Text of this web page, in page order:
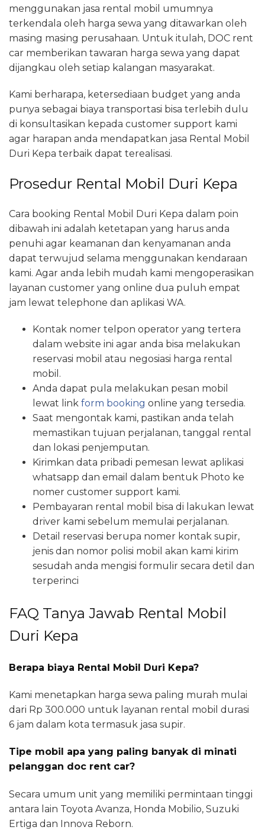
menggunakan jasa rental mobil umumnya
terkendala oleh harga sewa yang ditawarkan oleh
masing masing perusahaan. Untuk itulah, DOC rent
car memberikan tawaran harga sewa yang dapat
dijangkau oleh setiap kalangan masyarakat.
Kami berharapa, ketersediaan budget yang anda
punya sebagai biaya transportasi bisa terlebih dulu
di konsultasikan kepada customer support kami
agar harapan anda mendapatkan jasa Rental Mobil
Duri Kepa terbaik dapat terealisasi.
Prosedur Rental Mobil Duri Kepa
Cara booking Rental Mobil Duri Kepa dalam poin
dibawah ini adalah ketetapan yang harus anda
penuhi agar keamanan dan kenyamanan anda
dapat terwujud selama menggunakan kendaraan
kami. Agar anda lebih mudah kami mengoperasikan
layanan customer yang online dua puluh empat
jam lewat telephone dan aplikasi WA.
Kontak nomer telpon operator yang tertera
dalam website ini agar anda bisa melakukan
reservasi mobil atau negosiasi harga rental
mobil.
Anda dapat pula melakukan pesan mobil
lewat link form booking online yang tersedia.
Saat mengontak kami, pastikan anda telah
memastikan tujuan perjalanan, tanggal rental
dan lokasi penjemputan.
Kirimkan data pribadi pemesan lewat aplikasi
whatsapp dan email dalam bentuk Photo ke
nomer customer support kami.
Pembayaran rental mobil bisa di lakukan lewat
driver kami sebelum memulai perjalanan.
Detail reservasi berupa nomer kontak supir,
jenis dan nomor polisi mobil akan kami kirim
sesudah anda mengisi formulir secara detil dan
terperinci
FAQ Tanya Jawab Rental Mobil
Duri Kepa
Berapa biaya Rental Mobil Duri Kepa?
Kami menetapkan harga sewa paling murah mulai
dari Rp 300.000 untuk layanan rental mobil durasi
6 jam dalam kota termasuk jasa supir.
Tipe mobil apa yang paling banyak di minati
pelanggan doc rent car?
Secara umum unit yang memiliki permintaan tinggi
antara lain Toyota Avanza, Honda Mobilio, Suzuki
Ertiga dan Innova Reborn.